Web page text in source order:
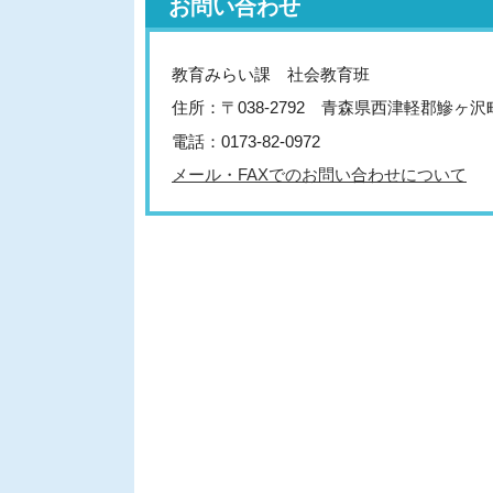
お問い合わせ
教育みらい課 社会教育班
住所：〒038-2792 青森県西津軽郡鰺ヶ沢
電話：0173-82-0972
メール・FAXでのお問い合わせについて